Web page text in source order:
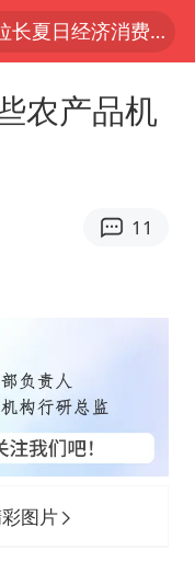
跨界融合拉长夏日经济消费链条
四川宜宾5.5级地震后余震为何不断
壁置换
武契奇会见泽连斯基有何意图
大暴雨
告视频已下架
农产品机
11
图片